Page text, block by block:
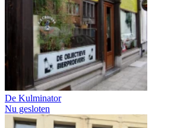
De Kulminator
Nu gesloten